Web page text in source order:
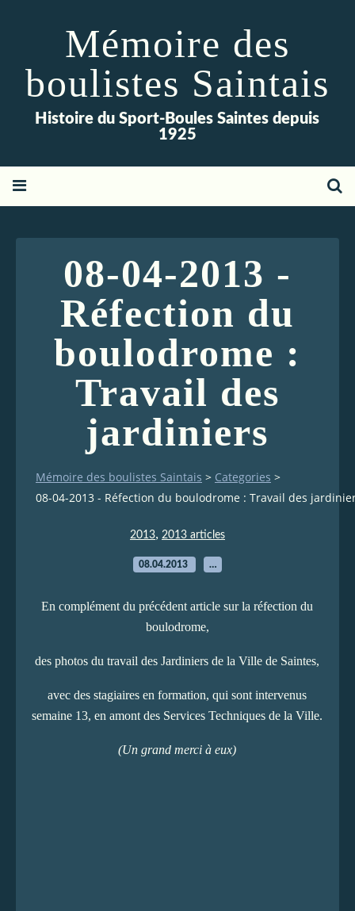
Mémoire des
boulistes Saintais
Histoire du Sport-Boules Saintes depuis
1925
08-04-2013 -
Réfection du
boulodrome :
Travail des
jardiniers
Mémoire des boulistes Saintais > Categories >
08-04-2013 - Réfection du boulodrome : Travail des
2013, 2013 articles
08.04.2013 …
En complément du précédent article sur la réfection du
boulodrome,
des photos du travail des Jardiniers de la Ville de Saintes,
avec des stagiaires en formation, qui sont intervenus
semaine 13, en amont des Services Techniques de la Ville.
(Un grand merci à eux)